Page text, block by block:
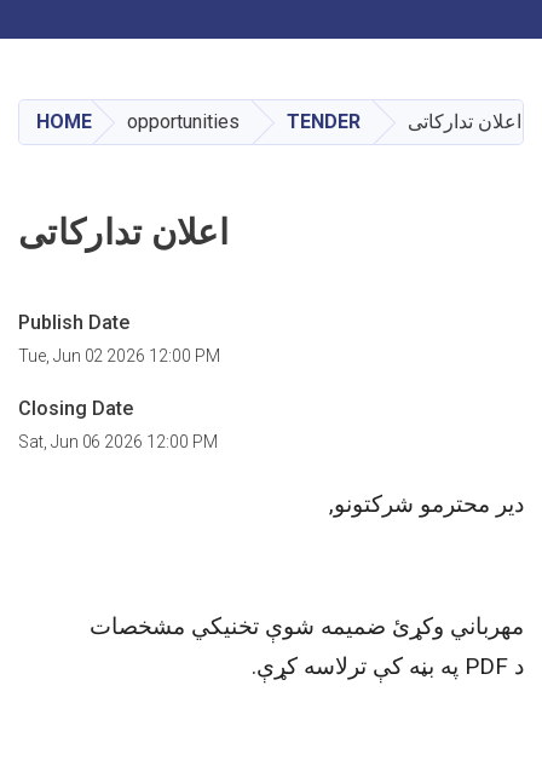
main
content
HOME opportunities TENDER اعلان تدارکاتی
اعلان تدارکاتی
Publish Date
Tue, Jun 02 2026 12:00 PM
Closing Date
Sat, Jun 06 2026 12:00 PM
دیر محترمو شرکتونو,
مهرباني وکړئ ضمیمه شوې تخنيکي مشخصات
د PDF په بڼه کې ترلاسه کړې.